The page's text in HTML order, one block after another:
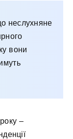
неслухняне
вони
–